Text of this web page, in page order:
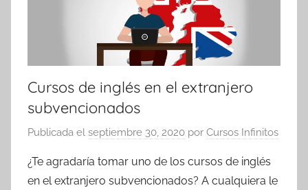
Cursos de inglés en el extranjero
subvencionados
Publicada el septiembre 30, 2020 por Cursos Infinitos
¿Te agradaría tomar uno de los cursos de inglés
en el extranjero subvencionados? A cualquiera le